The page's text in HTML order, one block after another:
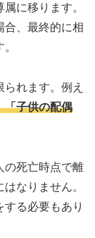
に移ります。
合、最終的に相
れます。例え
「子供の配偶
の死亡時点で離
なりません。
る必要もあり